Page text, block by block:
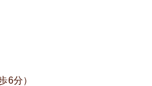
6分）